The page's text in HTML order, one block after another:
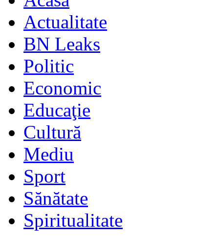
Actualitate
BN Leaks
Politic
Economic
Educaţie
Cultură
Mediu
Sport
Sănătate
Spiritualitate